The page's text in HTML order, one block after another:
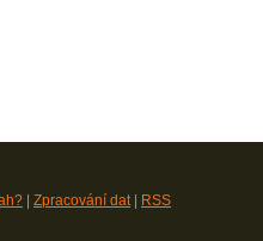
| Zpracování dat | RSS